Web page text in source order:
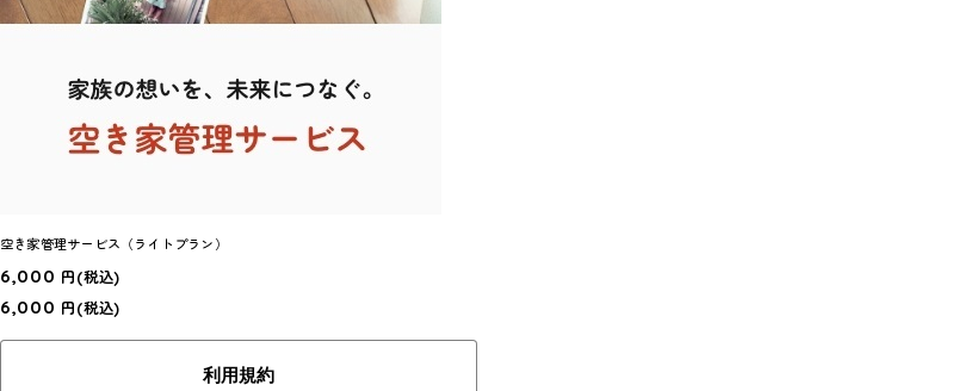
空き家管理サービス（ライトプラン）
6,000 円 (税込)
6,000 円 (税込)
利用規約